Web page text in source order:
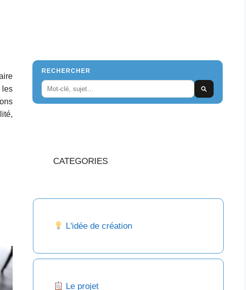
les
RECHERCHER
CATEGORIES
L'idée de création
Le projet